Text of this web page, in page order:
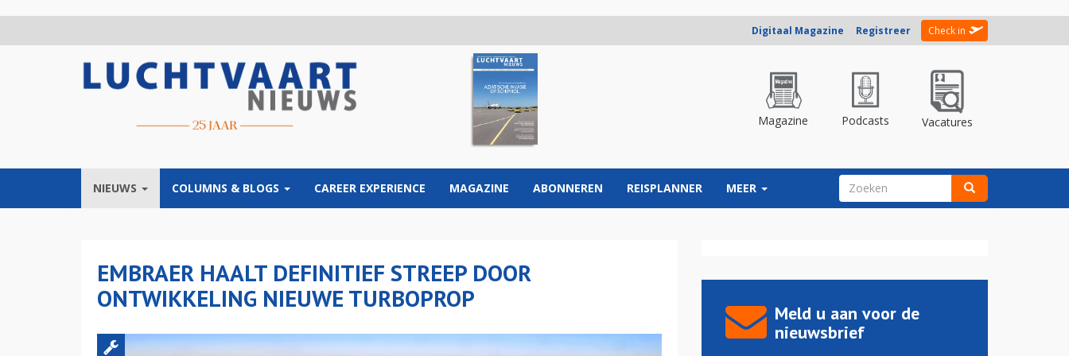
Digitaal Magazine Registreer Check in
Magazine Podcasts Vacatures
NIEUWS COLUMNS & BLOGS CAREER EXPERIENCE MAGAZINE ABONNEREN REISPLANNER MEER ZOEKVELD
EMBRAER HAALT DEFINITIEF STREEP DOOR
ONTWIKKELING NIEUWE TURBOPROP
Meld u aan voor de
nieuwsbrief